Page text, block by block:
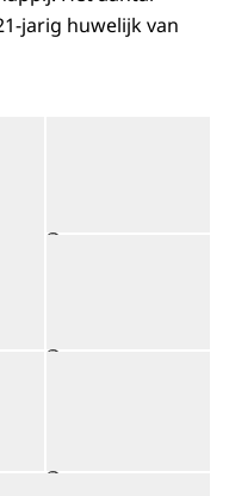
jarig huwelijk van
©
©weergave
Open de galerij in
©weergave